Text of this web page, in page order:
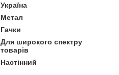
Україна
Метал
Гачки
Для широкого спектру
товарів
Настінний